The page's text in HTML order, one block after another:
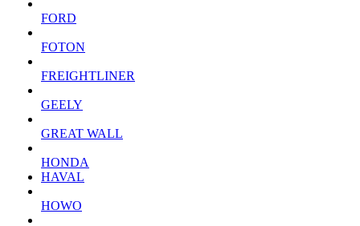
FORD
FOTON
FREIGHTLINER
GEELY
GREAT WALL
HONDA
HAVAL
HOWO